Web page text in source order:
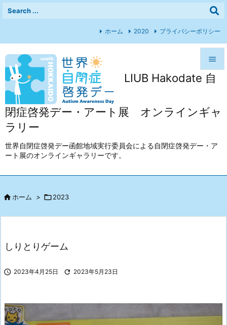
LIUB Hakodate 自
閉症啓発デー・アート展 オンラインギャ
ラリー
世界自閉症啓発デー函館地域実行委員会による自閉症啓発デー・ア
ート展のオンラインギャラリーです。



前へ
次へ
ホーム 2020 プライバシーポリシー
ホーム > 2023
しりとりゲーム
 2023年4月25日  2023年5月23日